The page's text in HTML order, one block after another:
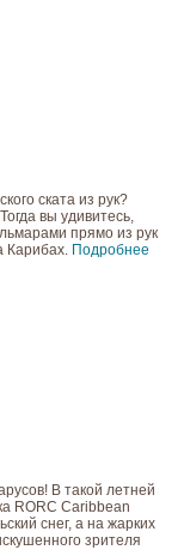
ската из рук?
вы удивитесь,
прямо из рук
Карибах. Подробнее
В такой летней
RORC Caribbean
снег, а на жарких
зрителя